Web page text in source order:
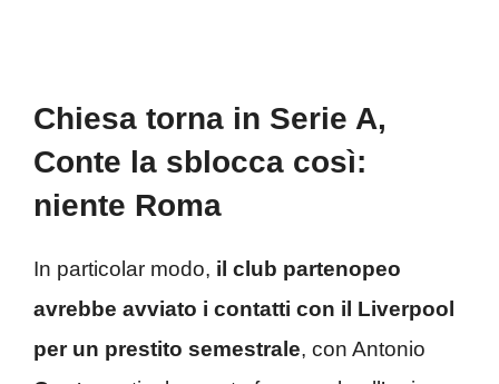
Chiesa torna in Serie A,
Conte la sblocca così:
niente Roma
In particolar modo, il club partenopeo
avrebbe avviato i contatti con il Liverpool
per un prestito semestrale, con Antonio